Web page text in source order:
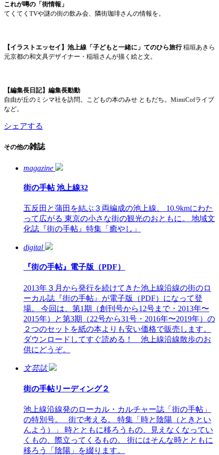
これが噂の「街情報」
てくてくTVや謎の街の飲み会、隣街珈琲さんの情報を。
【イラストエッセイ】池上線「子どもと一緒に」てのひら旅行稲垣あきら
元京都の和文具デザイナー・稲垣さんが描く絵と文。
【編集長日記】編集長動動
自由が丘のミシマ社を訪問。こどもの本のみせ ともだち。MimiCofライブ
など。
シェアする
その他の雑誌
magazine
街の手帖 池上線32
五反田と蒲田を結ぶ３両編成の池上線。 10.9kmにわた
って広がる 東京の小さな街の観光のおともに。 地域文
化誌『街の手帖』特集「癒やし」
digital
『街の手帖』電子版（PDF）
2013年３月から発行を続けてきた池上線沿線の街のロ
ーカル誌『街の手帖』が電子版（PDF）になって登
場。 今回は、第1期（創刊号から12号まで・2013年〜
2015年）と第3期（22号から31号・2016年〜2019年）の
２つのセットを紙の本よりも安い価格で販売します。
ダウンロードしてすぐ読める！ 池上線沿線散歩のお
供にどうぞ。
文芸誌
街の手帖リーディング２
池上線沿線発のローカル・カルチャー誌「街の手帖」
の特別号。 街で考える。 特集「時と陰陽（ときとい
んよう）」 時とともに移ろうもの、見えなくなってい
くもの、際立ってくるもの。 街にはそんな時とともに
移ろう「陰陽」を綴ります。